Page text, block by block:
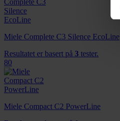
Miele Complete C3 Silence EcoLine
Resultatet er basert på 3 tester.
80
Miele Compact C2 PowerLine